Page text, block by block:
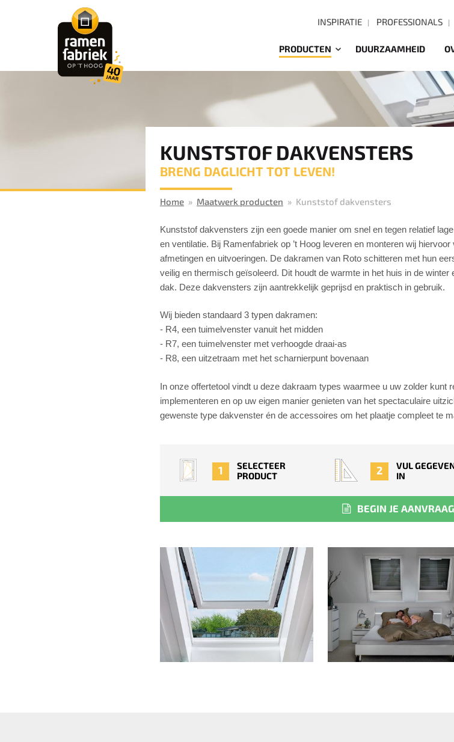
INSPIRATIE PROFESSIONALS
PRODUCTEN DUURZAAMHEID
KUNSTSTOF DAKVENSTERS
BRENG DAGLICHT TOT LEVEN!
Home Maatwerk producten Kunststof dakvensters
Kunststof dakvensters zijn een goede manier om snel en tegen relatief
en ventilatie. Bij Ramenfabriek op ’t Hoog leveren en monteren wij
afmetingen en uitvoeringen. De dakramen van Roto schitteren met hun
veilig en thermisch geïsoleerd. Dit houdt de warmte in het huis in de
dak. Deze dakvensters zijn aantrekkelijk geprijsd en praktisch in gebruik.
Wij bieden standaard 3 typen dakramen:
- R4, een tuimelvenster vanuit het midden
- R7, een tuimelvenster met verhoogde draai-as
- R8, een uitzetraam met het scharnierpunt bovenaan
In onze offertetool vindt u deze dakraam types waarmee u uw zolder kunt
implementeren en op uw eigen manier genieten van het spectaculaire
gewenste type dakvenster én de accessoires om het plaatje compleet te
1
SELECTEER
PRODUCT
2
VUL
IN
BEGIN JE AANVRAAG